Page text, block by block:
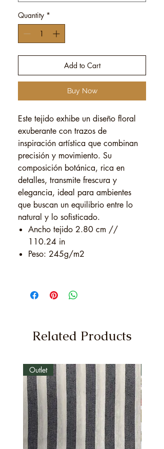
Quantity *
Add to Cart
Buy Now
Este tejido exhibe un diseño floral
exuberante con trazos de
inspiración artística que combinan
precisión y movimiento. Su
composición botánica, rica en
detalles, transmite frescura y
elegancia, ideal para ambientes
que buscan un equilibrio entre lo
natural y lo sofisticado.
Ancho tejido 2.80 cm //
110.24 in
Peso: 245g/m2
Related Products
Outlet